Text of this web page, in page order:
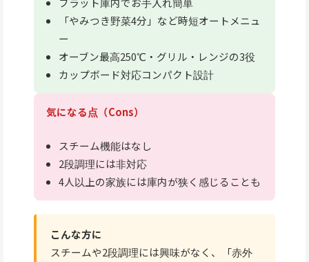
「やみつき野菜4分」など時短オートメニュ
ー
オーブン最高250℃・グリル・レンジの3役
カップボード対応コンパクト設計
気になる点（Cons）
スチーム機能はなし
2段調理には非対応
4人以上の家族には庫内が狭く感じることも
こんな方に
スチームや2段調理には興味がなく、「赤外